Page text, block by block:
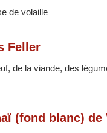
de volaille
Feller
de la viande, des
(fond blanc)